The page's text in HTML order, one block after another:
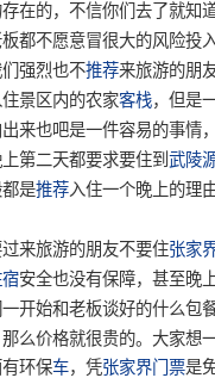
在的，不信你们去了就知
都不愿意冒很大的风险投
强烈也不推荐来旅游的朋
景区内的农家客栈，但是
来也吧是一件容易的事情
第二天都要求要住到武陵
是推荐入住一个晚上的理
来旅游的朋友不要住张家
安全也没有保障，甚至晚
开始和老板谈好的什么包
么价格就很贵的。大家想
环保车，凭张家界门票是